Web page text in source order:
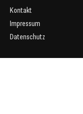
Kontakt
Impressum
Datenschutz